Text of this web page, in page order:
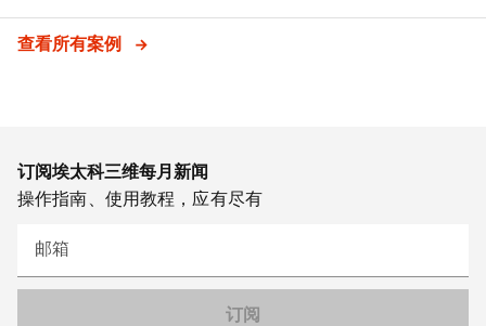
查看所有案例
订阅埃太科三维每月新闻
操作指南、使用教程，应有尽有
邮箱